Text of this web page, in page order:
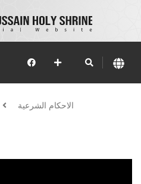
الاحكام الشرعية